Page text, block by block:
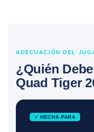
ADECUACIÓN DEL
¿Quién
Quad Tiger
✓ HECHA PARA